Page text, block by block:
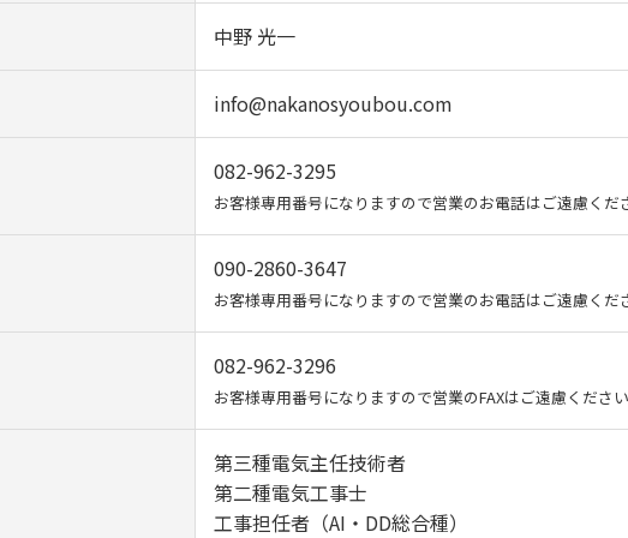
中野 光一
info@nakanosyoubou.com
082-962-3295
お客様専用番号になりますので営業のお電話はご遠慮くだ
090-2860-3647
お客様専用番号になりますので営業のお電話はご遠慮くだ
082-962-3296
お客様専用番号になりますので営業のFAXはご遠慮ください
第三種電気主任技術者
第二種電気工事士
工事担任者（AI・DD総合種）